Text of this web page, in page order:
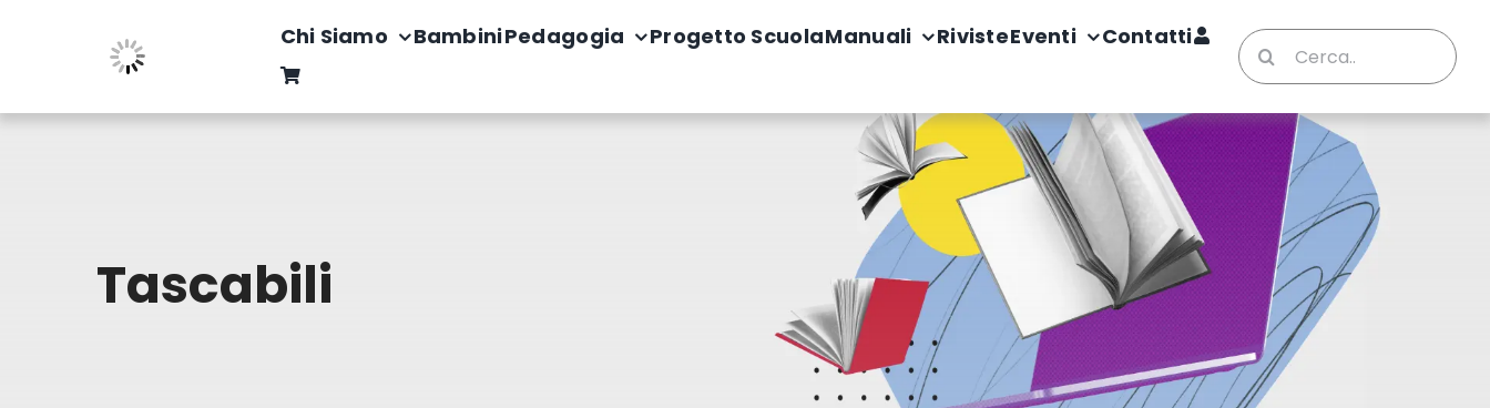
Chi Siamo BambiniPedagogia Progetto ScuolaManuali RivisteEventi Contatti
Cerca
per:
Tascabili